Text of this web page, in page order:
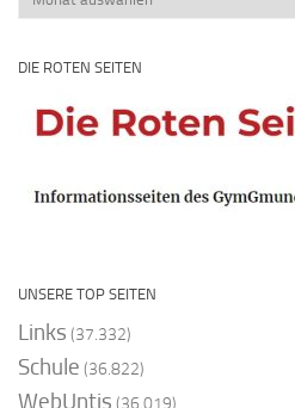
DIE ROTEN SEITEN
UNSERE TOP SEITEN
Links (37.332)
Schule (36.822)
WebUntis